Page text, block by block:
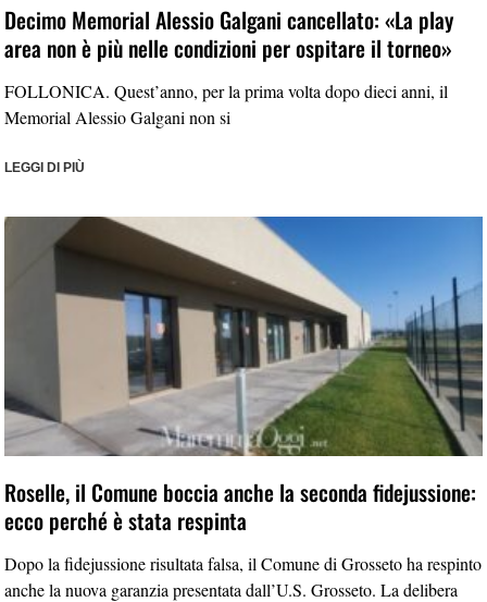
Decimo Memorial Alessio Galgani cancellato: «La play
area non è più nelle condizioni per ospitare il torneo»
FOLLONICA. Quest’anno, per la prima volta dopo dieci anni, il
Memorial Alessio Galgani non si
LEGGI DI PIÙ
Roselle, il Comune boccia anche la seconda fidejussione:
ecco perché è stata respinta
Dopo la fidejussione risultata falsa, il Comune di Grosseto ha respinto
anche la nuova garanzia presentata dall’U.S. Grosseto. La delibera